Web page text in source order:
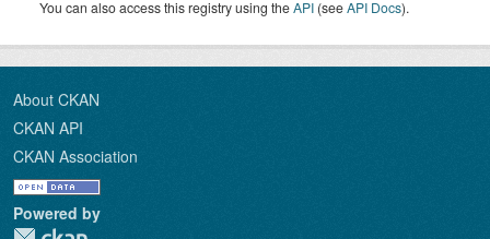
You can also access this registry using theAPI (seeAPI Docs).
About CKAN
CKAN API
CKAN Association
Powered by